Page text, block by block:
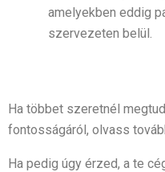
amelyekben eddig
szervezeten belül.
Ha többet szeretnél
fontosságáról, olvass
Ha pedig úgy érzed, a te